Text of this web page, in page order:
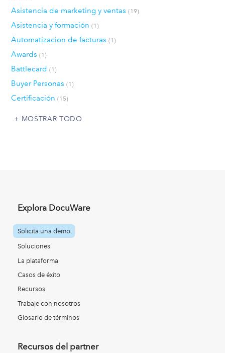
Asistencia de marketing y ventas (19)
Asistencia y formación (1)
Automatizacion de facturas (1)
Awards (1)
Battlecard (1)
Buyer Personas (1)
Certificación (15)
MOSTRAR TODO
Explora DocuWare
Solicita una demo
Soluciones
La plataforma
Casos de éxito
Recursos
Trabaje con nosotros
Glosario de términos
Recursos del partner